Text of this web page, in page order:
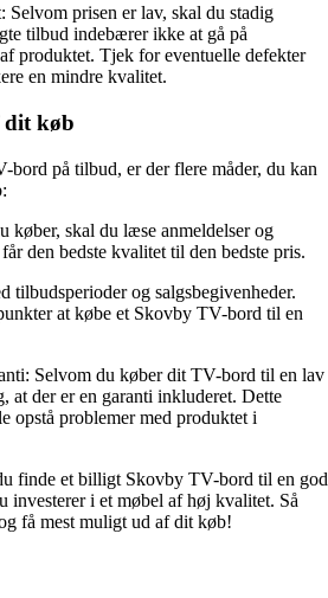
prisen er lav, skal du stadig
tilbud indebærer ikke at gå på
​​produktet. Tjek for eventuelle defekter
en mindre kvalitet.
dit køb
på tilbud, er der flere måder, du kan
køber, skal du læse anmeldelser og
den bedste kvalitet til den bedste pris.
tilbudsperioder og salgsbegivenheder.
at købe et Skovby TV-bord til en
Selvom du køber dit TV-bord til en lav
at der er en garanti inkluderet. Dette
opstå problemer med produktet i
finde et billigt Skovby TV-bord til en god
investerer i et møbel af høj kvalitet. Så
få mest muligt ud af dit køb!